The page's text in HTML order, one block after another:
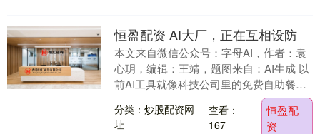
恒盈配资 AI大厂，正在互相设防
本文来自微信公众号：字母AI，作者：袁
心玥，编辑：王靖，题图来自：AI生成 以
前AI工具就像科技公司里的免费自助餐
——谁家模型好用，就先端上桌；谁家代
码工具顺手....
分类：炒股配资网
址
查看：
167
恒盈配
资